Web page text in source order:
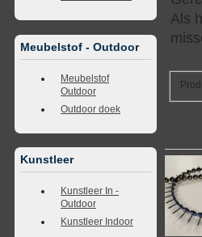
Meubelstof - Outdoor
Meubelstof
Outdoor
Outdoor doek
Kunstleer
Kunstleer In -
Outdoor
Kunstleer Indoor
Als